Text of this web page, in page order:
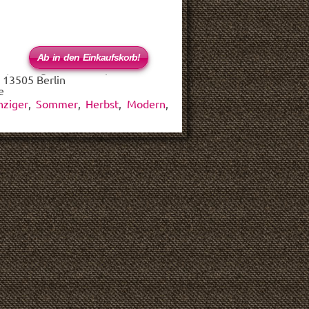
(haftungsbeschränkt)
13505 Berlin
, Sommer Herbst Modern